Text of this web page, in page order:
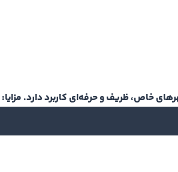
خاص، ظریف و حرفه‌ای کاربرد دارد. مزایا: